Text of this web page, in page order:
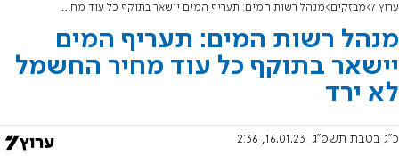
ערוץ 7 מבזקים מנהל רשות המים: תעריף המים יישאר בתוקף כל עוד מחיר החשמל לא ירד
מנהל רשות המים: תעריף המים
יישאר בתוקף כל עוד מחיר החשמל
לא ירד
כ"ג בטבת תשפ"ג 16.01.23, 2:36